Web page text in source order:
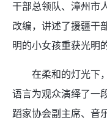
干部总领队、漳州市
改编，讲述了援疆干
明的小女孩重获光明
在柔和的灯光下，
语言为观众演绎了一
蹈家协会副主席、音